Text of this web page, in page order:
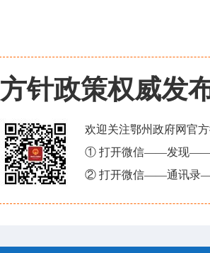
方针政策权威发
欢迎关注鄂州政府网官
① 打开微信——发现——
② 打开微信——通讯录